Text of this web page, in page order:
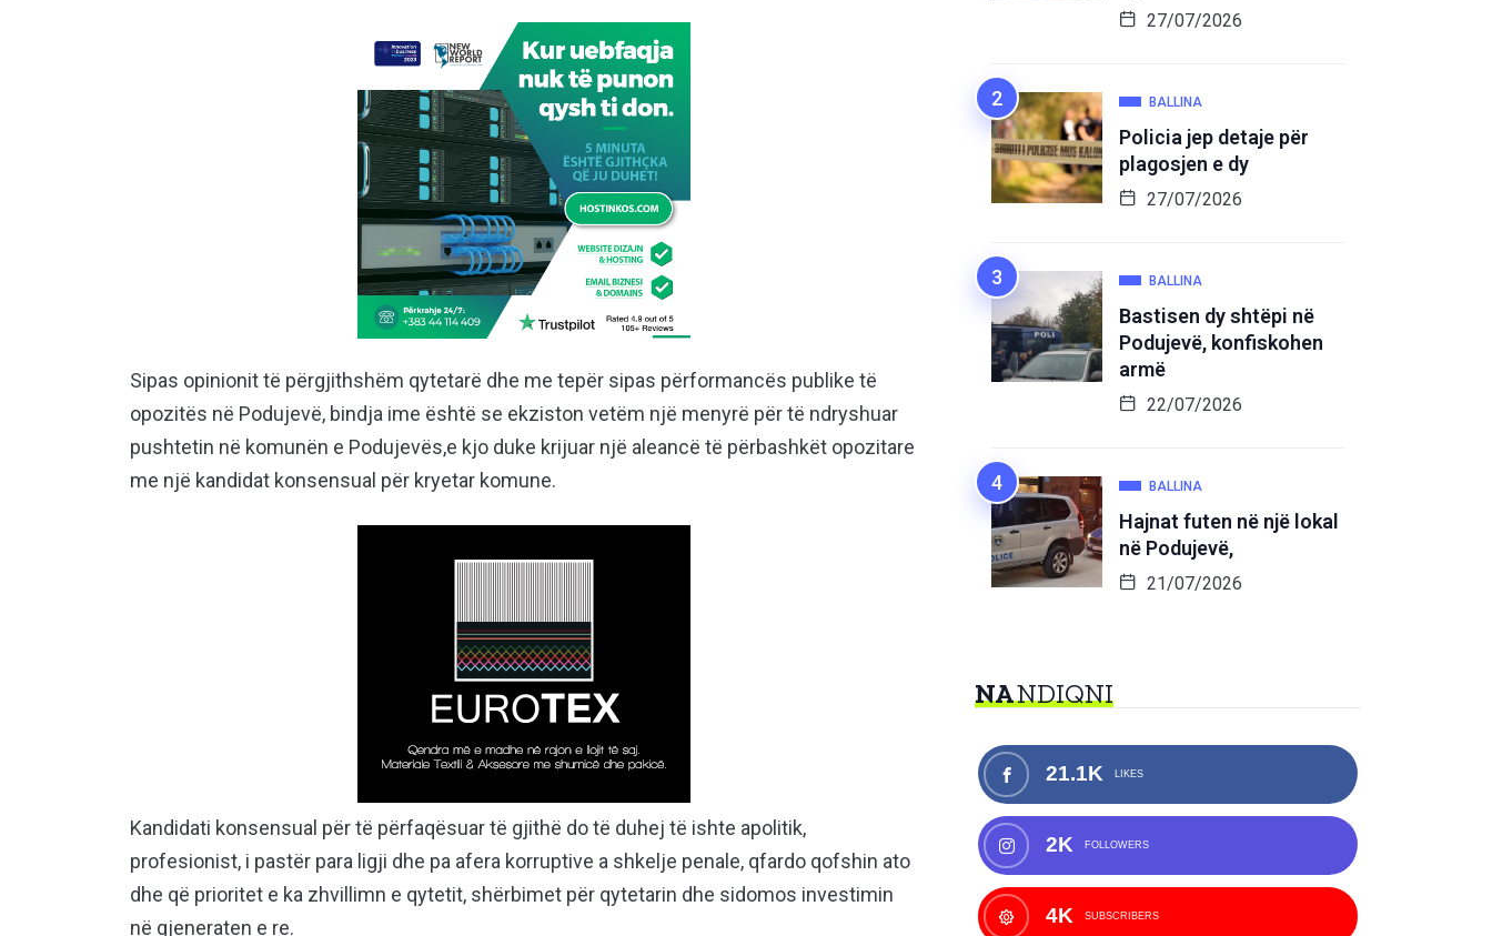
Sipas opinionit të përgjithshëm qytetarë dhe me tepër sipas përformancës publike të
opozitës në Podujevë, bindja ime është se ekziston vetëm një menyrë për të ndryshuar
pushtetin në komunën e Podujevës,e kjo duke krijuar një aleancë të përbashkët opozitare
me një kandidat konsensual për kryetar komune.
Kandidati konsensual për të përfaqësuar të gjithë do të duhej të ishte apolitik,
profesionist, i pastër para ligji dhe pa afera korruptive a shkelje penale, qfardo qofshin ato
dhe që prioritet e ka zhvillimn e qytetit, shërbimet për qytetarin dhe sidomos investimin
në gjeneraten e re.
27/07/2026
BALLINA
Policia jep detaje për
plagosjen e dy
27/07/2026
BALLINA
Bastisen dy shtëpi në
Podujevë, konfiskohen
armë
22/07/2026
BALLINA
Hajnat futen në një lokal
në Podujevë,
21/07/2026
NANDIQNI
21.1K LIKES
2K FOLLOWERS
4K SUBSCRIBERS